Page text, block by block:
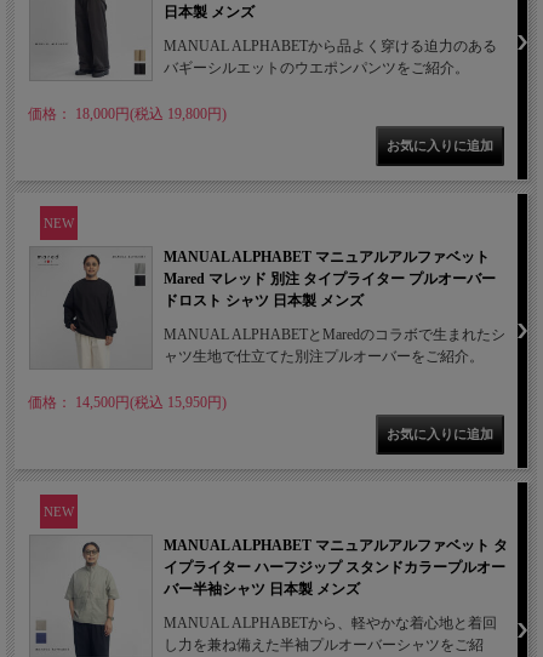
日本製 メンズ
MANUAL ALPHABETから品よく穿ける迫力のある
バギーシルエットのウエポンパンツをご紹介。
価格： 18,000円(税込 19,800円)
NEW
MANUAL ALPHABET マニュアルアルファベット
Mared マレッド 別注 タイプライター プルオーバー
ドロスト シャツ 日本製 メンズ
MANUAL ALPHABETとMaredのコラボで生まれたシ
ャツ生地で仕立てた別注プルオーバーをご紹介。
価格： 14,500円(税込 15,950円)
NEW
MANUAL ALPHABET マニュアルアルファベット タ
イプライター ハーフジップ スタンドカラープルオー
バー半袖シャツ 日本製 メンズ
MANUAL ALPHABETから、軽やかな着心地と着回
し力を兼ね備えた半袖プルオーバーシャツをご紹